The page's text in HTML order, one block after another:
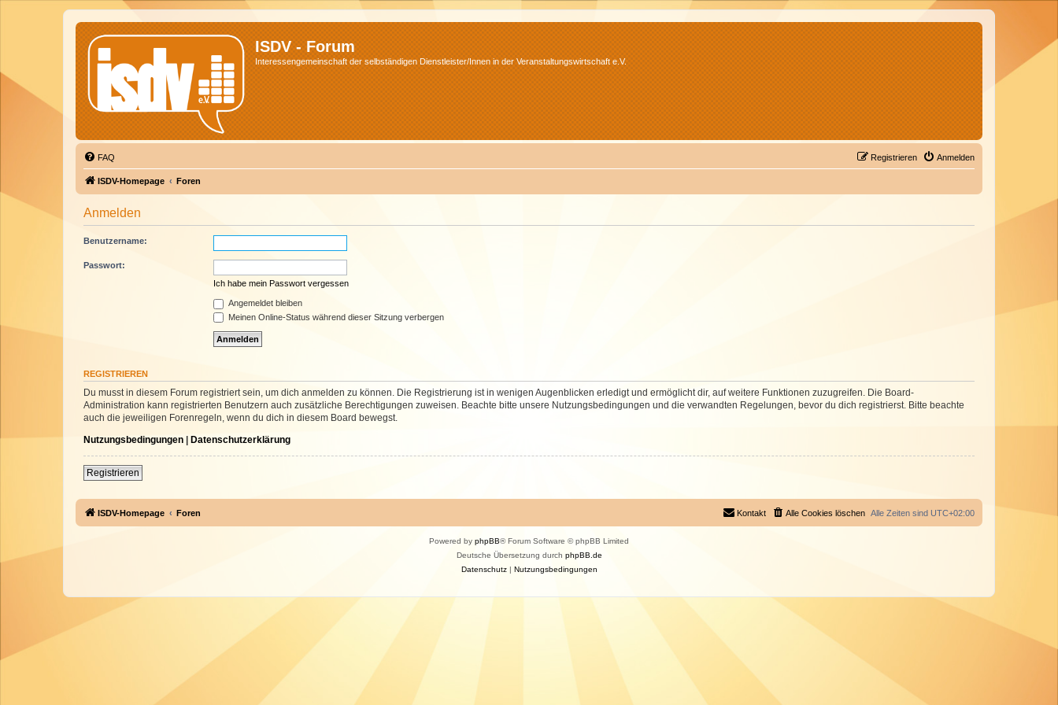
ISDV - Forum
Interessengemeinschaft der selbständigen Dienstleister/Innen in der Veranstaltungswirtschaft e.V.
FAQ Anmelden
Registrieren
ISDV-Homepage Foren
Anmelden
Benutzername:
Passwort:
Ich habe mein Passwort vergessen
Angemeldet bleiben
Meinen Online-Status während dieser Sitzung verbergen
REGISTRIEREN
Du musst in diesem Forum registriert sein, um dich anmelden zu können. Die Registrierung ist in wenigen Augenblicken erledigt und ermöglicht dir, auf weitere Funktionen zuzugreifen. Die Board-
Administration kann registrierten Benutzern auch zusätzliche Berechtigungen zuweisen. Beachte bitte unsere Nutzungsbedingungen und die verwandten Regelungen, bevor du dich registrierst. Bitte beachte
auch die jeweiligen Forenregeln, wenn du dich in diesem Board bewegst.
Nutzungsbedingungen | Datenschutzerklärung
Registrieren
ISDV-Homepage Foren Alle Zeiten sind UTC+02:00
Alle Cookies löschen
Kontakt
Powered by phpBB® Forum Software © phpBB Limited
Deutsche Übersetzung durch phpBB.de
Datenschutz| Nutzungsbedingungen